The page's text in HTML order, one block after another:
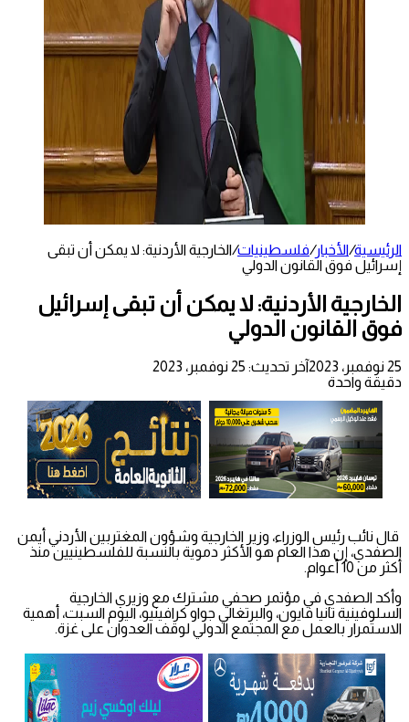
الرئيسية/الأخبار/فلسطينيات/الخارجية الأردنية: لا يمكن أن تبقى
إسرائيل فوق القانون الدولي
الخارجية الأردنية: لا يمكن أن تبقى إسرائيل
فوق القانون الدولي
25 نوفمبر، 2023
آخر تحديث: 25 نوفمبر، 2023
دقيقة واحدة
قال نائب رئيس الوزراء، وزير الخارجية وشؤون المغتربين الأردني أيمن
الصفدي، إن هذا العام هو الأكثر دموية بالنسبة للفلسطينيين منذ
أكثر من 10 أعوام.
وأكد الصفدي في مؤتمر صحفي مشترك مع وزيري الخارجية
السلوفينية تانيا فايون، والبرتغالي جواو كرافينيو، اليوم السبت، أهمية
الاستمرار بالعمل مع المجتمع الدولي لوقف العدوان على غزة.